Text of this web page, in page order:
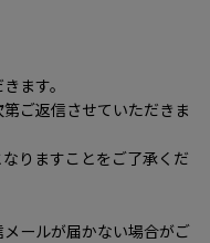
ます。
ご返信させていただきま
りますことをご了承くだ
ールが届かない場合がご